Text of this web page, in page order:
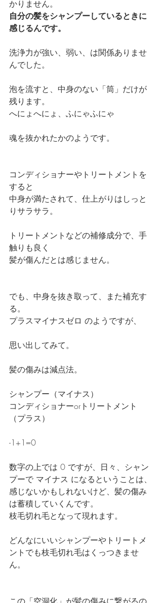
かりません。
自分の髪をシャンプーしているときに
感じるんです。
洗浄力が強い、弱い、は関係ありませ
んでした。
泡を流すと、中身のない「筒」だけが
残ります。
へにょへにょ、ふにゃふにゃ
魂を抜かれたかのようです。
コンディショナーやトリートメントを
すると
中身が満たされて、仕上がりはしっと
りサラサラ。
トリートメントなどの補修成分で、手
触りも良く
髪が傷んだとは感じません。
でも、中身を抜き取って、また補充す
る。
プラスマイナスゼロ のようですが、
思い出してみて。
髪の傷みは減点法。
シャンプー（マイナス）
コンディショナーorトリートメント
（プラス）
-1+1=0
数字の上では 0 ですが、日々、シャン
プーで マイナス になるということは、
感じないかもしれないけど、髪の傷み
は蓄積していくんです。
枝毛切れ毛となって現れます。
どんなにいいシャンプーやトリートメ
ントでも枝毛切れ毛はくっつきませ
ん。